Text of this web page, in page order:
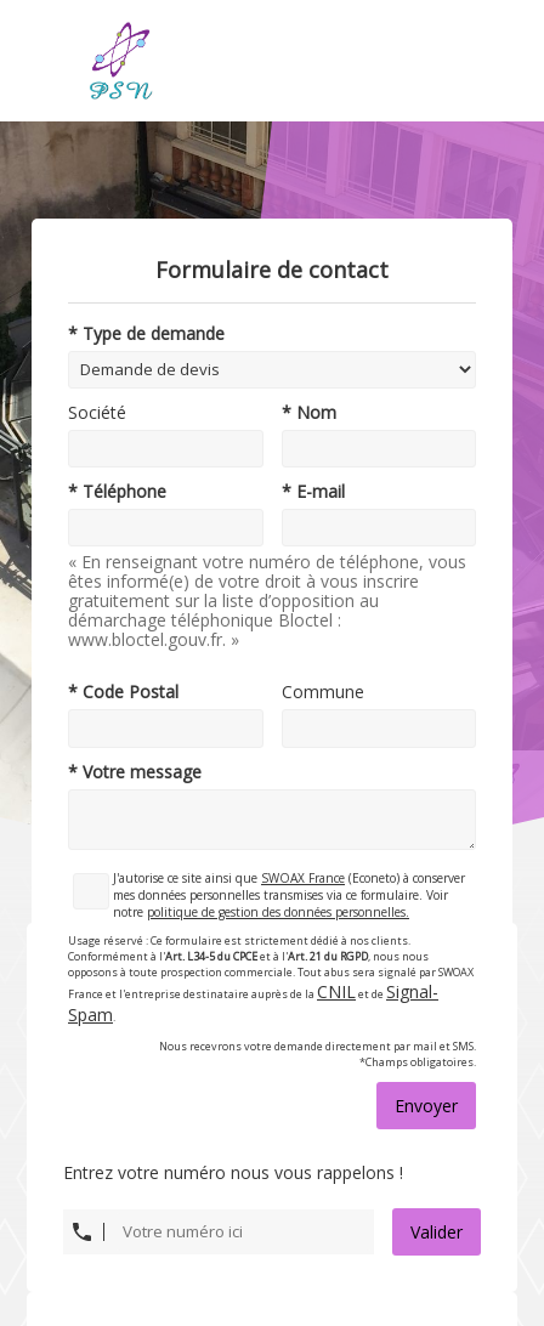
Formulaire de contact
* Type de demande
Société * Nom
* Téléphone * E-mail
« En renseignant votre numéro de téléphone, vous
êtes informé(e) de votre droit à vous inscrire
gratuitement sur la liste d’opposition au
démarchage téléphonique Bloctel :
www.bloctel.gouv.fr. »
* Code Postal Commune
* Votre message
J'autorise ce site ainsi que SWOAX France (Econeto) à conserver
mes données personnelles transmises via ce formulaire. Voir
notre politique de gestion des données personnelles.
Usage réservé : Ce formulaire est strictement dédié à nos clients.
Conformément à l'Art. L34-5 du CPCEet à l'Art. 21 du RGPD, nous nous
opposons à toute prospection commerciale. Tout abus sera signalé par SWOAX
France et l'entreprise destinataire auprès de la CNILet de Signal-
Spam.
Nous recevrons votre demande directement par mail et SMS.
*Champs obligatoires.
Envoyer
Entrez votre numéro nous vous rappelons !
Valider